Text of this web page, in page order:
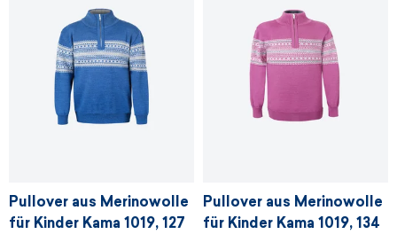
Pullover aus Merinowolle
für Kinder Kama 1019, 127
Pullover aus Merinowolle
für Kinder Kama 1019, 134